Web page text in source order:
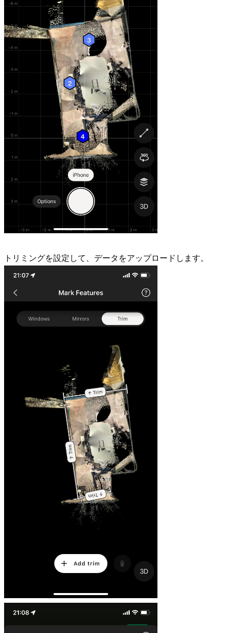
トリミングを設定して、データをアップロードします。